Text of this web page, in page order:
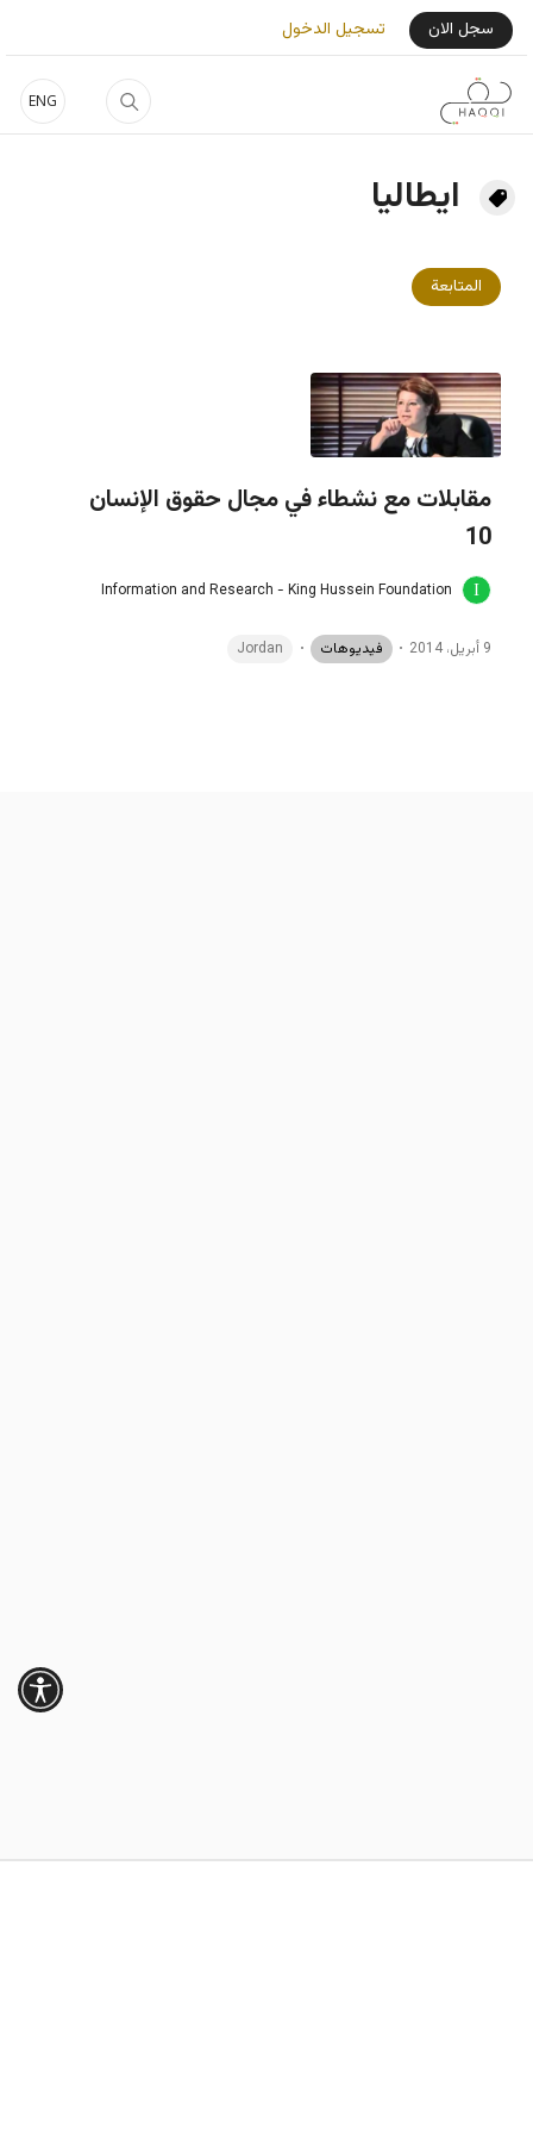
تجاوز إلى المحتوى الرئيسي
ENG
User Login Menu
سجل الان تسجيل الدخول
ايطاليا
المتابعة
مقابلات مع نشطاء في مجال حقوق الإنسان
10
Information and Research - King Hussein Foundation
9 أبريل، 2014 فيديوهات Jordan